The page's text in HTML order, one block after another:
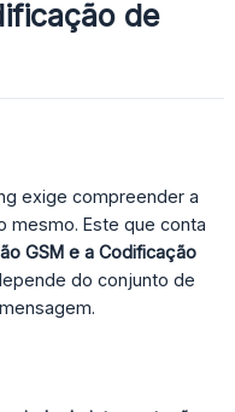
de
exige compreender a
mesmo. Este que conta
GSM e a Codificação
do conjunto de